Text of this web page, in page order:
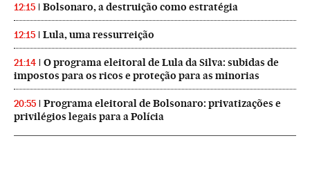
12:15 Bolsonaro, a destruição como estratégia
12:15 Lula, uma ressurreição
21:14
O programa eleitoral de Lula da Silva: subidas de
impostos para os ricos e proteção para as minorias
20:55
Programa eleitoral de Bolsonaro: privatizações e
privilégios legais para a Polícia